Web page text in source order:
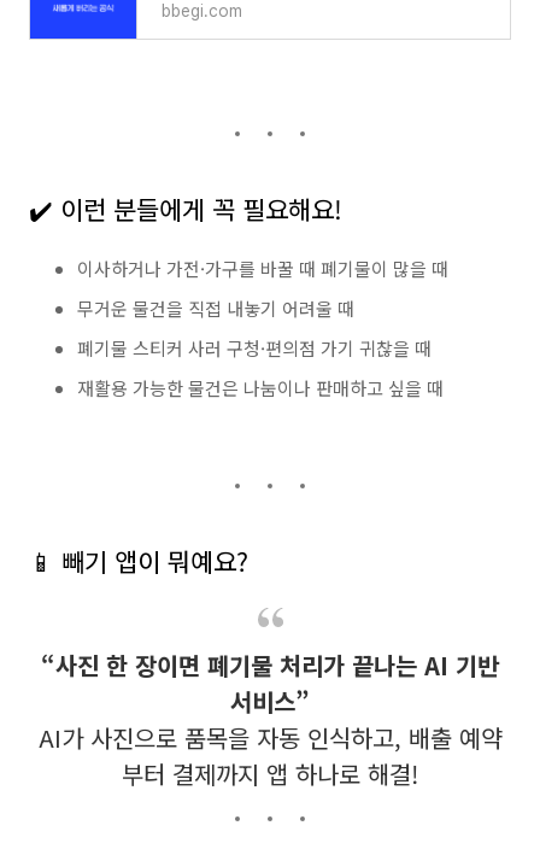
bbegi.com
✔️ 이런 분들에게 꼭 필요해요!
이사하거나 가전·가구를 바꿀 때 폐기물이 많을 때
무거운 물건을 직접 내놓기 어려울 때
폐기물 스티커 사러 구청·편의점 가기 귀찮을 때
재활용 가능한 물건은 나눔이나 판매하고 싶을 때
📱 빼기 앱이 뭐예요?
“사진 한 장이면 폐기물 처리가 끝나는 AI 기반
서비스”
AI가 사진으로 품목을 자동 인식하고, 배출 예약
부터 결제까지 앱 하나로 해결!